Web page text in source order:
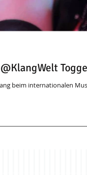
beim internationalen